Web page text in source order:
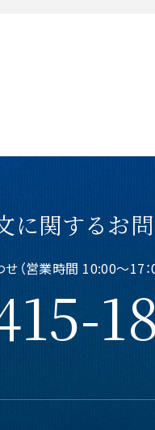
に関するお
（営業時間 10:00〜17：